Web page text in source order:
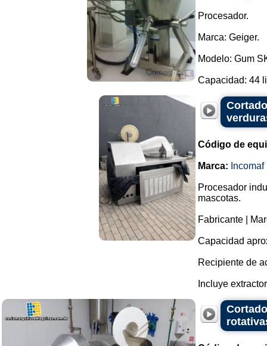
Procesador.
Marca: Geiger.
Modelo: Gum
Capacidad: 44
Código de
Marca: Incomaf
Procesador
mascotas.
Fabricante |
Capacidad
Recipiente de
Incluye